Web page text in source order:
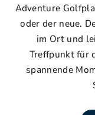
Adventure
oder der neue.
im Ort und
Treffpunkt für
spannende